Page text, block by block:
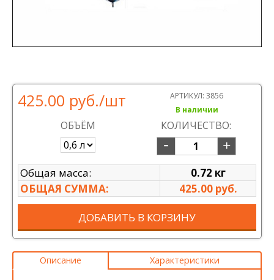
425.00 руб./шт АРТИКУЛ: 3856
В наличии
ОБЪЁМ КОЛИЧЕСТВО:
Общая масса:
0.72 кг
ОБЩАЯ СУММА:
425.00 руб.
ДОБАВИТЬ В КОРЗИНУ
Описание Характеристики